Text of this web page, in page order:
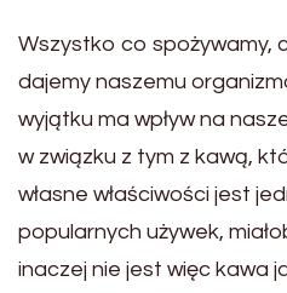
Wszystko co spożywamy,
dajemy naszemu
wyjątku ma wpływ na
w związku z tym z kawą,
własne właściwości jest
popularnych używek,
inaczej nie jest więc kawa